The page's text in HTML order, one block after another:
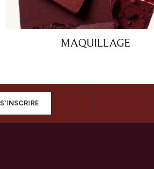
MAQUILLAGE
S'INSCRIRE